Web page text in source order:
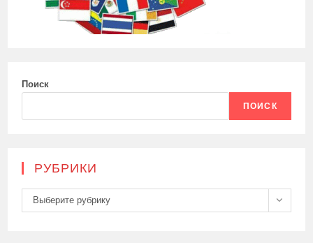
Поиск
ПОИСК
РУБРИКИ
Рубрики
Выберите рубрику